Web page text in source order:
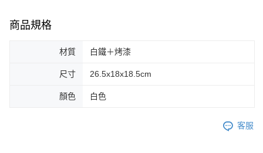
商品規格
材質 白鐵＋烤漆
尺寸 26.5x18x18.5cm
顏色 白色
客服